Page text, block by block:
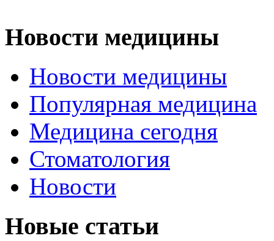
Новости медицины
Новости медицины
Популярная медицина
Медицина сегодня
Стоматология
Новости
Новые статьи